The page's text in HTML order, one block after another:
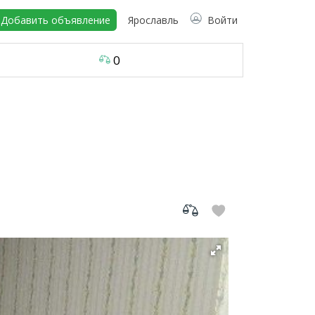
Добавить объявление Ярославль Войти
0